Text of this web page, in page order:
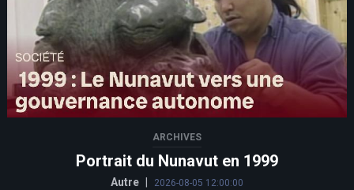
ARCHIVES
Portrait du Nunavut en 1999
Autre 2026-08-05 12:00:00